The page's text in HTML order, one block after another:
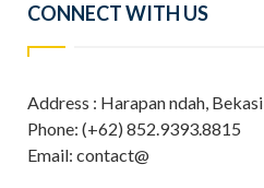
CONNECT WITH US
Address : Harapan ndah, Bekasi
Phone: (+62) 852.9393.8815
Email: contact@